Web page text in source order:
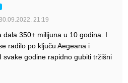
21:19
dala 350+ milijuna u 10 godina. I
radilo po ključu Aegeana i
svake godine rapidno gubiti tržišni